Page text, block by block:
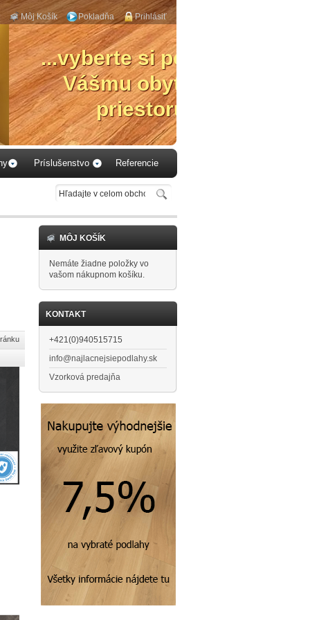
Môj Košík Pokladňa Prihlásiť
Príslušenstvo Referencie
MÔJ KOŠÍK
Nemáte žiadne položky vo
vašom nákupnom košíku.
KONTAKT
+421(0)940515715
info@najlacnejsiepodlahy.sk
Vzorková predajňa